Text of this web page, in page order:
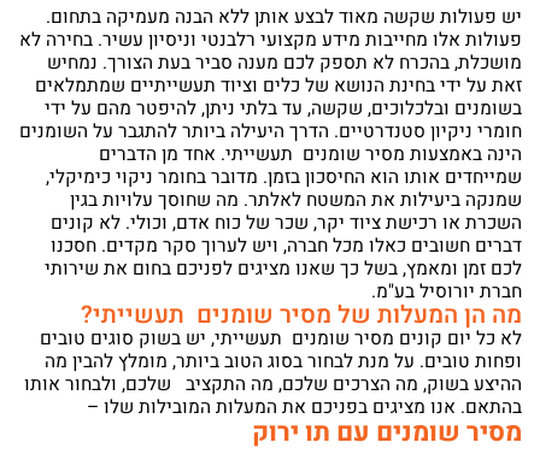
יש פעולות שקשה מאוד לבצע אותן ללא הבנה מעמיקה בתחום.
פעולות אלו מחייבות מידע מקצועי רלבנטי וניסיון עשיר. בחירה לא
מושכלת, בהכרח לא תספק לכם מענה סביר בעת הצורך. נמחיש
זאת על ידי בחינת הנושא של כלים וציוד תעשייתיים שמתמלאים
בשומנים ובלכלוכים, שקשה, עד בלתי ניתן, להיפטר מהם על ידי
חומרי ניקיון סטנדרטיים. הדרך היעילה ביותר להתגבר על השומנים
הינה באמצעות מסיר שומנים תעשייתי. אחד מן הדברים
שמייחדים אותו הוא החיסכון בזמן. מדובר בחומר ניקוי כימיקלי,
שמנקה ביעילות את המשטח לאלתר. מה שחוסך עלויות בגין
השכרת או רכישת ציוד יקר, שכר של כוח אדם, וכולי. לא קונים
דברים חשובים כאלו מכל חברה, ויש לערוך סקר מקדים. חסכנו
לכם זמן ומאמץ, בשל כך שאנו מציגים לפניכם בחום את שירותי
חברת יורוסיל בע"מ.
מה הן המעלות של מסיר שומנים תעשייתי?
לא כל יום קונים מסיר שומנים תעשייתי, יש בשוק סוגים טובים
ופחות טובים. על מנת לבחור בסוג הטוב ביותר, מומלץ להבין מה
ההיצע בשוק, מה הצרכים שלכם, מה התקציב שלכם, ולבחור אותו
בהתאם. אנו מציגים בפניכם את המעלות המובילות שלו –
מסיר שומנים עם תו ירוק